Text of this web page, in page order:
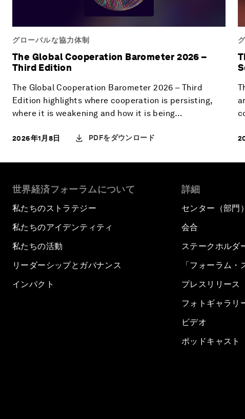
グローバルな協力体制
The Global Cooperation Barometer 2026 –
Third Edition
The Global Cooperation Barometer 2026 – Third
Edition highlights where cooperation is persisting,
where it is weakening and how it is being
political and technological realities.
2026年1月8日 PDFをダウンロード
世界経済フォーラムについて
私たちのストラテジー
私たちのアイデンティティ
私たちの活動
リーダーシップとガバナンス
インパクト
詳細
センター（部門）
会合
ステークホルダ
「フォーラム・
プレスリリース
フォトギャラリ
ビデオ
ポッドキャスト